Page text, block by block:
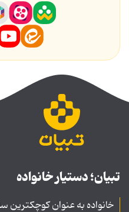
تبیان؛ دستیار خانواده
خانواده به عنوان کوچکترین